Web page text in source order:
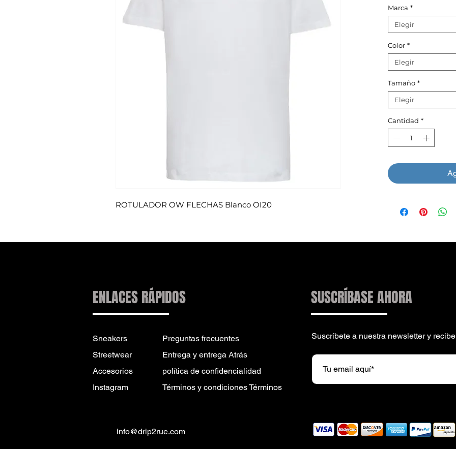
ROTULADOR OW FLECHAS Blanco OI20
Marca *
Elegir
Color *
Elegir
Tamaño *
Elegir
Cantidad *
ENLACES RÁPIDOS
Sneakers
Streetwear
Accesorios
Instagram
Preguntas frecuentes
Entrega y entrega Atrás
política de confidencialidad
Términos y condiciones Términos
info@drip2rue.com
SUSCRÍBASE AHORA
Suscríbete a nuestra newsletter y